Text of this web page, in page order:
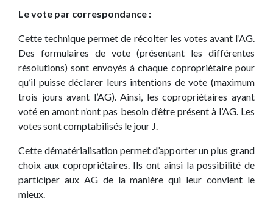
Le vote par correspondance :
Cette technique permet de récolter les votes avant l’AG.
Des formulaires de vote (présentant les différentes
résolutions) sont envoyés à chaque copropriétaire pour
qu’il puisse déclarer leurs intentions de vote (maximum
trois jours avant l’AG). Ainsi, les copropriétaires ayant
voté en amont n’ont pas besoin d’être présent à l’AG. Les
votes sont comptabilisés le jour J.
Cette dématérialisation permet d’apporter un plus grand
choix aux copropriétaires. Ils ont ainsi la possibilité de
participer aux AG de la manière qui leur convient le
mieux.